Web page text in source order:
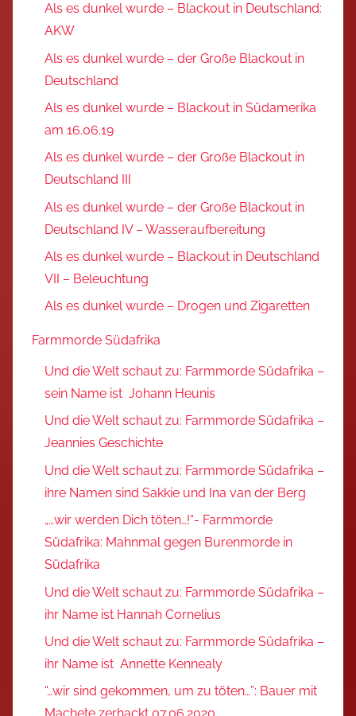
Als es dunkel wurde – Blackout in Deutschland:
AKW
Als es dunkel wurde – der Große Blackout in
Deutschland
Als es dunkel wurde – Blackout in Südamerika
am 16.06.19
Als es dunkel wurde – der Große Blackout in
Deutschland III
Als es dunkel wurde – der Große Blackout in
Deutschland IV – Wasseraufbereitung
Als es dunkel wurde – Blackout in Deutschland
VII – Beleuchtung
Als es dunkel wurde – Drogen und Zigaretten
Farmmorde Südafrika
Und die Welt schaut zu: Farmmorde Südafrika –
sein Name ist Johann Heunis
Und die Welt schaut zu: Farmmorde Südafrika –
Jeannies Geschichte
Und die Welt schaut zu: Farmmorde Südafrika –
ihre Namen sind Sakkie und Ina van der Berg
„…wir werden Dich töten…!“- Farmmorde
Südafrika: Mahnmal gegen Burenmorde in
Südafrika
Und die Welt schaut zu: Farmmorde Südafrika –
ihr Name ist Hannah Cornelius
Und die Welt schaut zu: Farmmorde Südafrika –
ihr Name ist Annette Kennealy
“…wir sind gekommen, um zu töten…”: Bauer mit